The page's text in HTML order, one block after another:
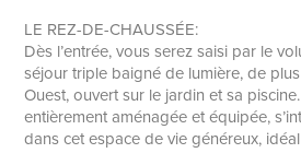
LE REZ-DE-CHAUSSÉE:
Dès l’entrée, vous serez saisi par le
séjour triple baigné de lumière, de
Ouest, ouvert sur le jardin et sa
entièrement aménagée et équipée,
dans cet espace de vie généreux,